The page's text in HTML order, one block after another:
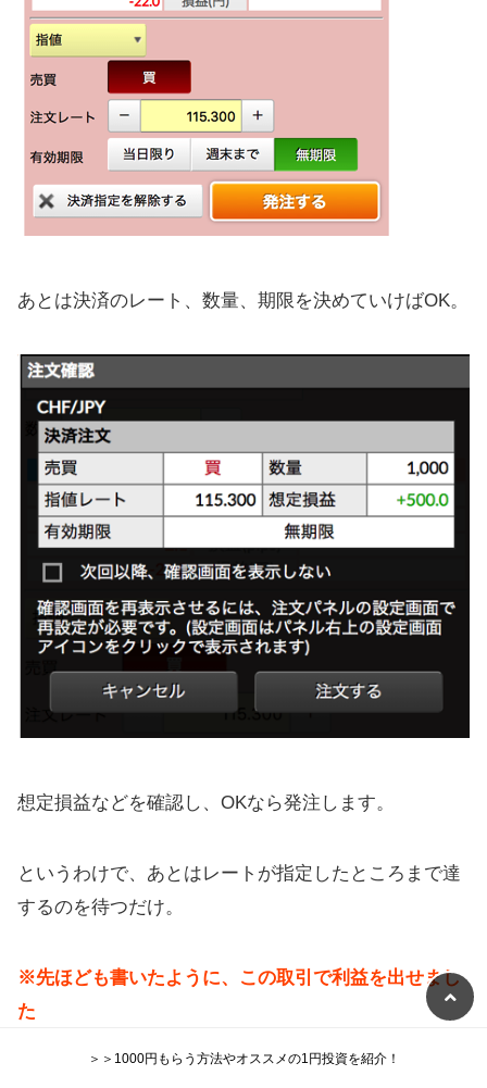
あとは決済のレート、数量、期限を決めていけばOK。
想定損益などを確認し、OKなら発注します。
というわけで、あとはレートが指定したところまで達
するのを待つだけ。
※先ほども書いたように、この取引で利益を出せまし
た
＞＞1000円もらう方法やオススメの1円投資を紹介！